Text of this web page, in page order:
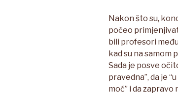
Nakon što su,
počeo
bili profesori
kad su na samom
Sada je posve
pravedna”, da je
moć” i da